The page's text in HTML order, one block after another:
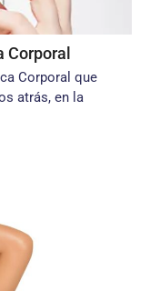
Corporal que
atrás, en la